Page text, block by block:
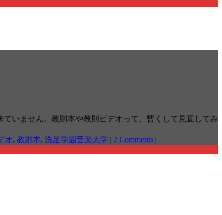
いません。教則本や教則ビデオって、暫くして見直してみ
オ, 教則本, 洗足学園音楽大学 | 2 Comments |